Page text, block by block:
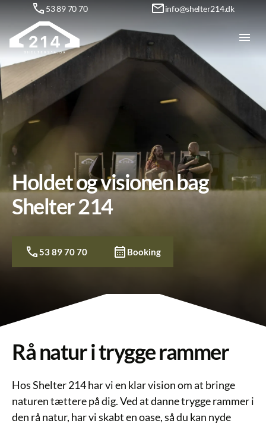
53 89 70 70 info@shelter214.dk
Holdet og visionen bag
Shelter 214
53 89 70 70 Booking
Rå natur i trygge rammer
Hos Shelter 214 har vi en klar vision om at bringe
naturen tættere på dig. Ved at danne trygge rammer i
den rå natur, har vi skabt en oase, så du kan nyde